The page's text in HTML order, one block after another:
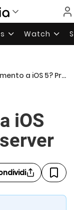
Watch
5? Problema dei server
iOS